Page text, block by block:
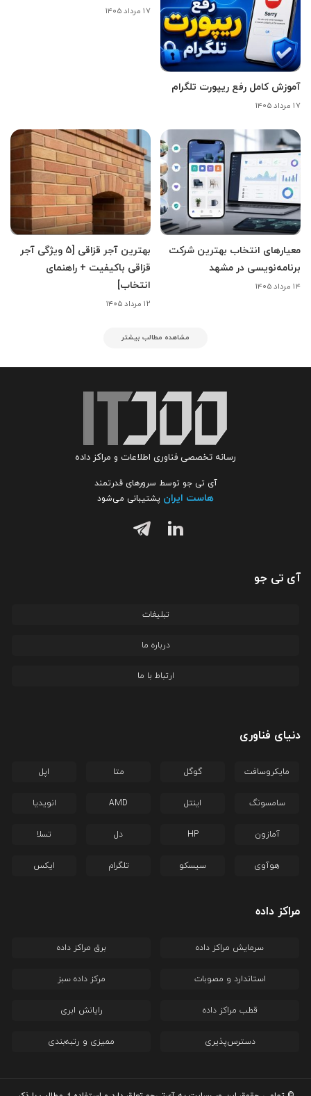
آموزش کامل رفع ریپورت تلگرام
۱۷ مرداد ۱۴۰۵
۱۷ مرداد ۱۴۰۵
معیارهای انتخاب بهترین شرکت
برنامه‌نویسی در مشهد
۱۴ مرداد ۱۴۰۵
بهترین آجر قزاقی [5 ویژگی آجر
قزاقی باکیفیت + راهنمای
انتخاب]
۱۲ مرداد ۱۴۰۵
مشاهده مطالب بیشتر
رسانه تخصصی فناوری اطلاعات و مراکز داده
آی تی جو توسط سرورهای قدرتمند
هاست ایران پشتیبانی می‌شود
آی تی جو
تبلیغات
درباره ما
ارتباط با ما
دنیای فناوری
مایکروسافت گوگل متا اپل
سامسونگ اینتل AMD انویدیا
آمازون HP دل تسلا
هوآوی سیسکو تلگرام ایکس
مراکز داده
سرمایش مراکز داده برق مراکز داده
استاندارد و مصوبات مرکز داده سبز
قطب مراکز داده رایانش ابری
دسترس‌پذیری ممیزی و رتبه‌بندی